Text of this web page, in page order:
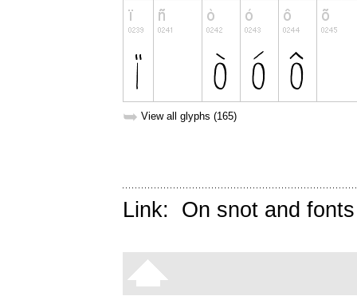
➥ View all glyphs (165)
Link: On snot and fonts